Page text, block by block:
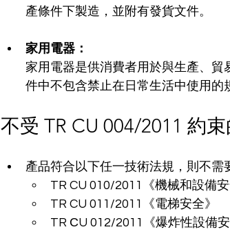
產條件下製造，並附有發貨文件。
家用電器：
家用電器是供消費者用於與生產、
件中不包含禁止在日常生活中使用的
不受 TR CU 004/2011 約
產品符合以下任一技術法規，則不需
TR CU 010/2011《機械和設備安
TR CU 011/2011《電梯安全》
TR СU 012/2011《爆炸性設備